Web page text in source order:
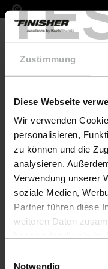
Zustimmung
Diese Webseite
Wir verwenden
personalisieren,
zu können und die
analysieren.
Verwendung unserer
soziale Medien,
Partner führen diese
weiteren Daten
Einstellungen zu den
Notwendig
Complete